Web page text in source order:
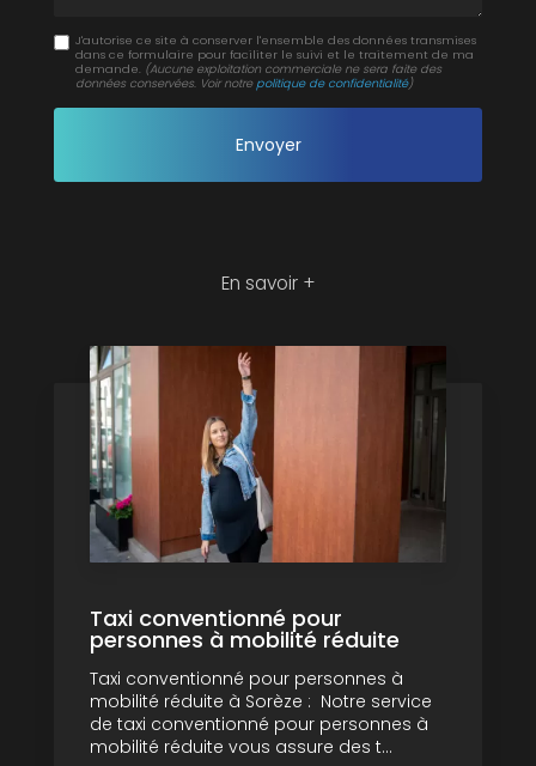
J'autorise ce site à conserver l'ensemble des données transmises
dans ce formulaire pour faciliter le suivi et le traitement de ma
demande. (Aucune exploitation commerciale ne sera faite des
données conservées. Voir notre politique de confidentialité)
En savoir +
Taxi conventionné pour
personnes à mobilité réduite
Taxi conventionné pour personnes à
mobilité réduite à Sorèze : Notre service
de taxi conventionné pour personnes à
mobilité réduite vous assure des t...